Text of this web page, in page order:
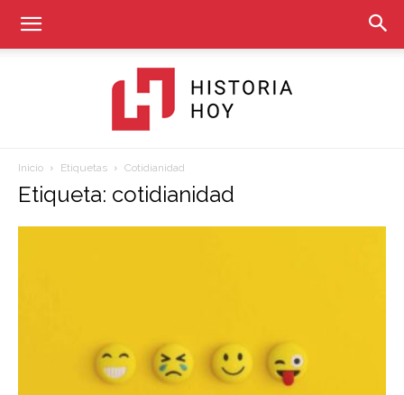
Inicio Etiquetas Cotidianidad
Etiqueta: cotidianidad